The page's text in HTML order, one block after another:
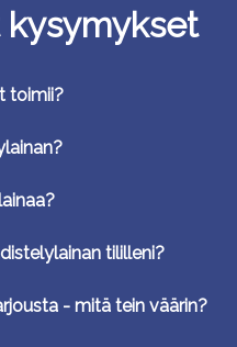
toimii?
tililleni?
- mitä tein väärin?